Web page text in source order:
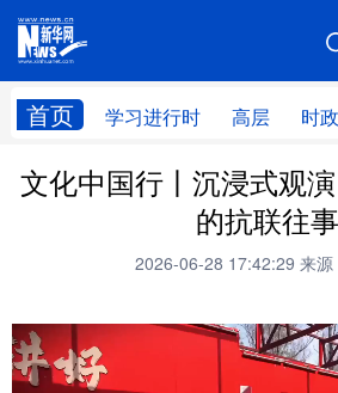
首页 学习进行时 高层 时政
网站地图
学习进行时 高层 时
财经 网评
全球
科技 科创 量
文化 健
文化中国行丨沉浸式观
的抗联往事
2026-06-28 17:42:29 来源